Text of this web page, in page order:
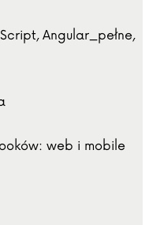
Angular_pełne,
web i mobile